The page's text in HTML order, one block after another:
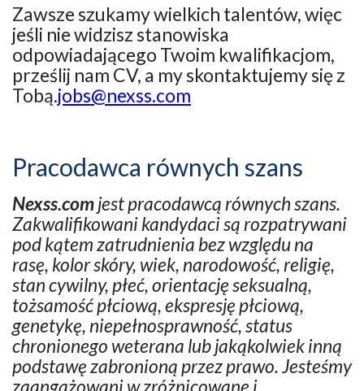
Zawsze szukamy wielkich talentów, więc
jeśli nie widzisz stanowiska
odpowiadającego Twoim kwalifikacjom,
prześlij nam CV, a my skontaktujemy się z
Tobą.jobs@nexss.com
Pracodawca równych szans
Nexss.comjest pracodawcą równych szans.
Zakwalifikowani kandydaci są rozpatrywani
pod kątem zatrudnienia bez względu na
rasę, kolor skóry, wiek, narodowość, religię,
stan cywilny, płeć, orientację seksualną,
tożsamość płciową, ekspresję płciową,
genetykę, niepełnosprawność, status
chronionego weterana lub jakąkolwiek inną
podstawę zabronioną przez prawo. Jesteśmy
zaangażowani w zróżnicowane i